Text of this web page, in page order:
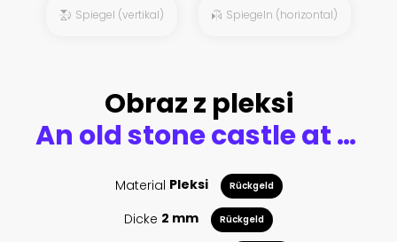
Spiegel (vertikal) Spiegeln (horizontal)
Obraz z pleksi
An old stone castle at the end of a coblestone road
Material Pleksi Rückgeld
Dicke 2 mm Rückgeld